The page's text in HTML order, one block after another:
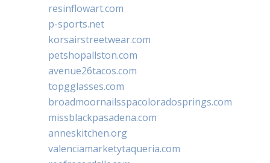
resinflowart.com
p-sports.net
korsairstreetwear.com
petshopallston.com
avenue26tacos.com
topgglasses.com
broadmoornailsspacoloradosprings.com
missblackpasadena.com
anneskitchen.org
valenciamarketytaqueria.com